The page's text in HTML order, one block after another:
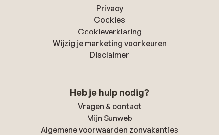
Privacy
Cookies
Cookieverklaring
Wijzig je marketing voorkeuren
Disclaimer
Heb je hulp nodig?
Vragen & contact
Mijn Sunweb
Algemene voorwaarden zonvakanties